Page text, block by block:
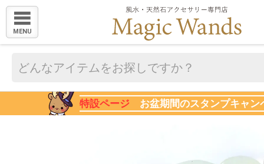
MENU
特設ページ お盆期間のスタンプキャン